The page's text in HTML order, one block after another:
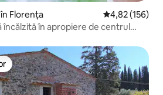
Florența Scor mediu de
4,82 (156)
încălzită în apropiere de centrul
Alegerea oaspeților